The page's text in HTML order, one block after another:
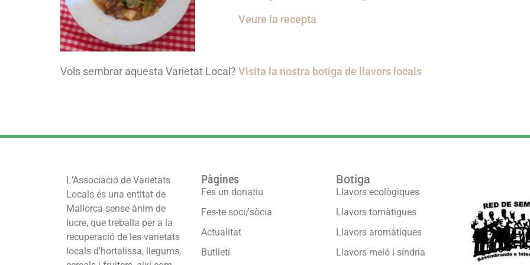
Veure la recepta
Vols sembrar aquesta Varietat Local? Visita la nostra botiga de llavors locals
L’Associació de Varietats
Locals és una entitat de
Mallorca sense ànim de
lucre, que treballa per a la
recuperació de les varietats
locals d’hortalissa, llegums,
Pàgines
Fes un donatiu
Fes-te soci/sòcia
Actualitat
Butlletí
Botiga
Llavors ecològiques
Llavors tomàtigues
Llavors aromàtiques
Llavors meló i síndria